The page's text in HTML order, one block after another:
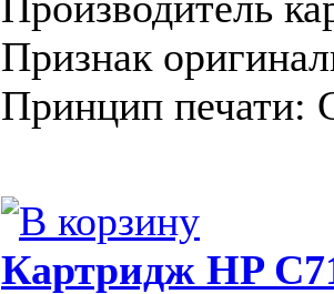
Признак
Принцип печати:
Картридж HP